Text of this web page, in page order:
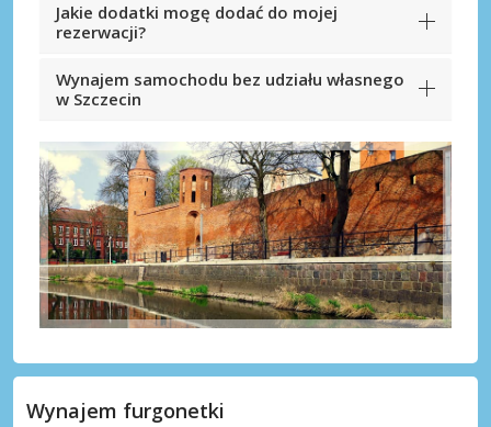
Jakie dodatki mogę dodać do mojej
rezerwacji?
Wynajem samochodu bez udziału własnego
w Szczecin
Wynajem furgonetki